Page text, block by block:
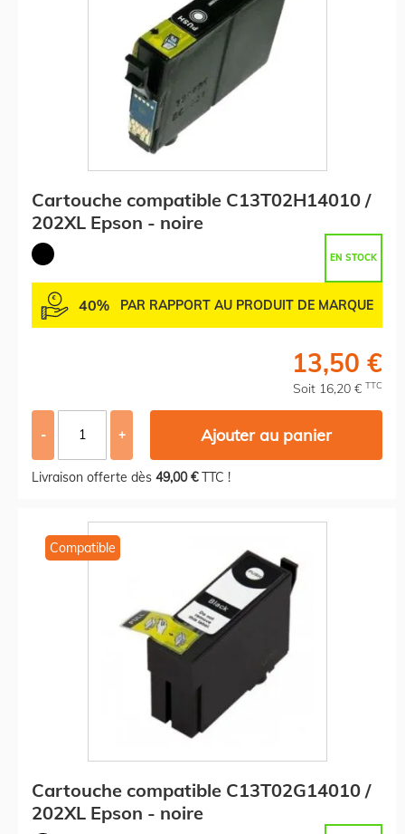
Cartouche compatible C13T02H14010 /
202XL Epson - noire
EN STOCK
40% PAR RAPPORT AU PRODUIT DE MARQUE
13,50 €
Soit 16,20 € TTC
- + Ajouter au panier
Livraison offerte dès 49,00 €TTC !
Compatible
Cartouche compatible C13T02G14010 /
202XL Epson - noire